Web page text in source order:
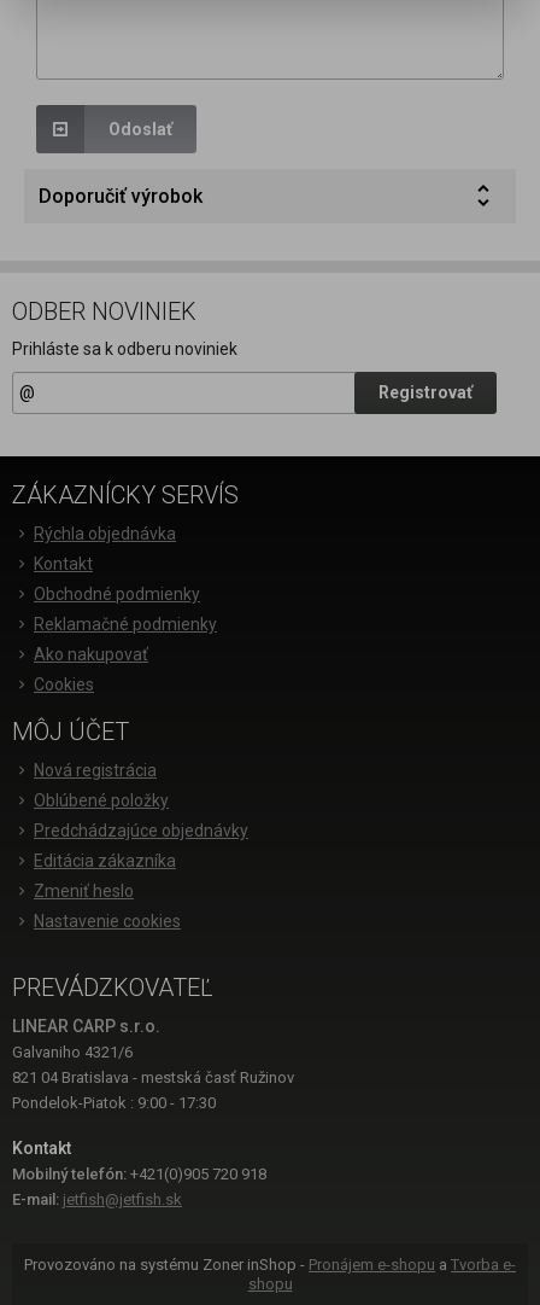
Odoslať
Doporučiť výrobok
ODBER NOVINIEK
Prihláste sa k odberu noviniek
Registrovať
ZÁKAZNÍCKY SERVÍS
Rýchla objednávka
Kontakt
Obchodné podmienky
Reklamačné podmienky
Ako nakupovať
Cookies
MÔJ ÚČET
Nová registrácia
Oblúbené položky
Predchádzajúce objednávky
Editácia zákazníka
Zmeniť heslo
Nastavenie cookies
PREVÁDZKOVATEĽ
LINEAR CARP s.r.o.
Galvaniho 4321/6
821 04 Bratislava - mestská časť Ružinov
Pondelok-Piatok : 9:00 - 17:30
Kontakt
Mobilný telefón: +421(0)905 720 918
E-mail: jetfish@jetfish.sk
Provozováno na systému Zoner inShop - Pronájem e-shopu a Tvorba e-
shopu